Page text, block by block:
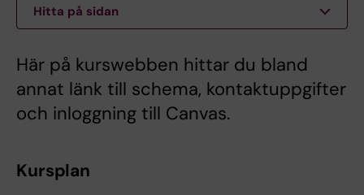
Hitta på sidan
Här på kurswebben hittar du bland
annat länk till schema, kontaktuppgifter
och inloggning till Canvas.
Kursplan